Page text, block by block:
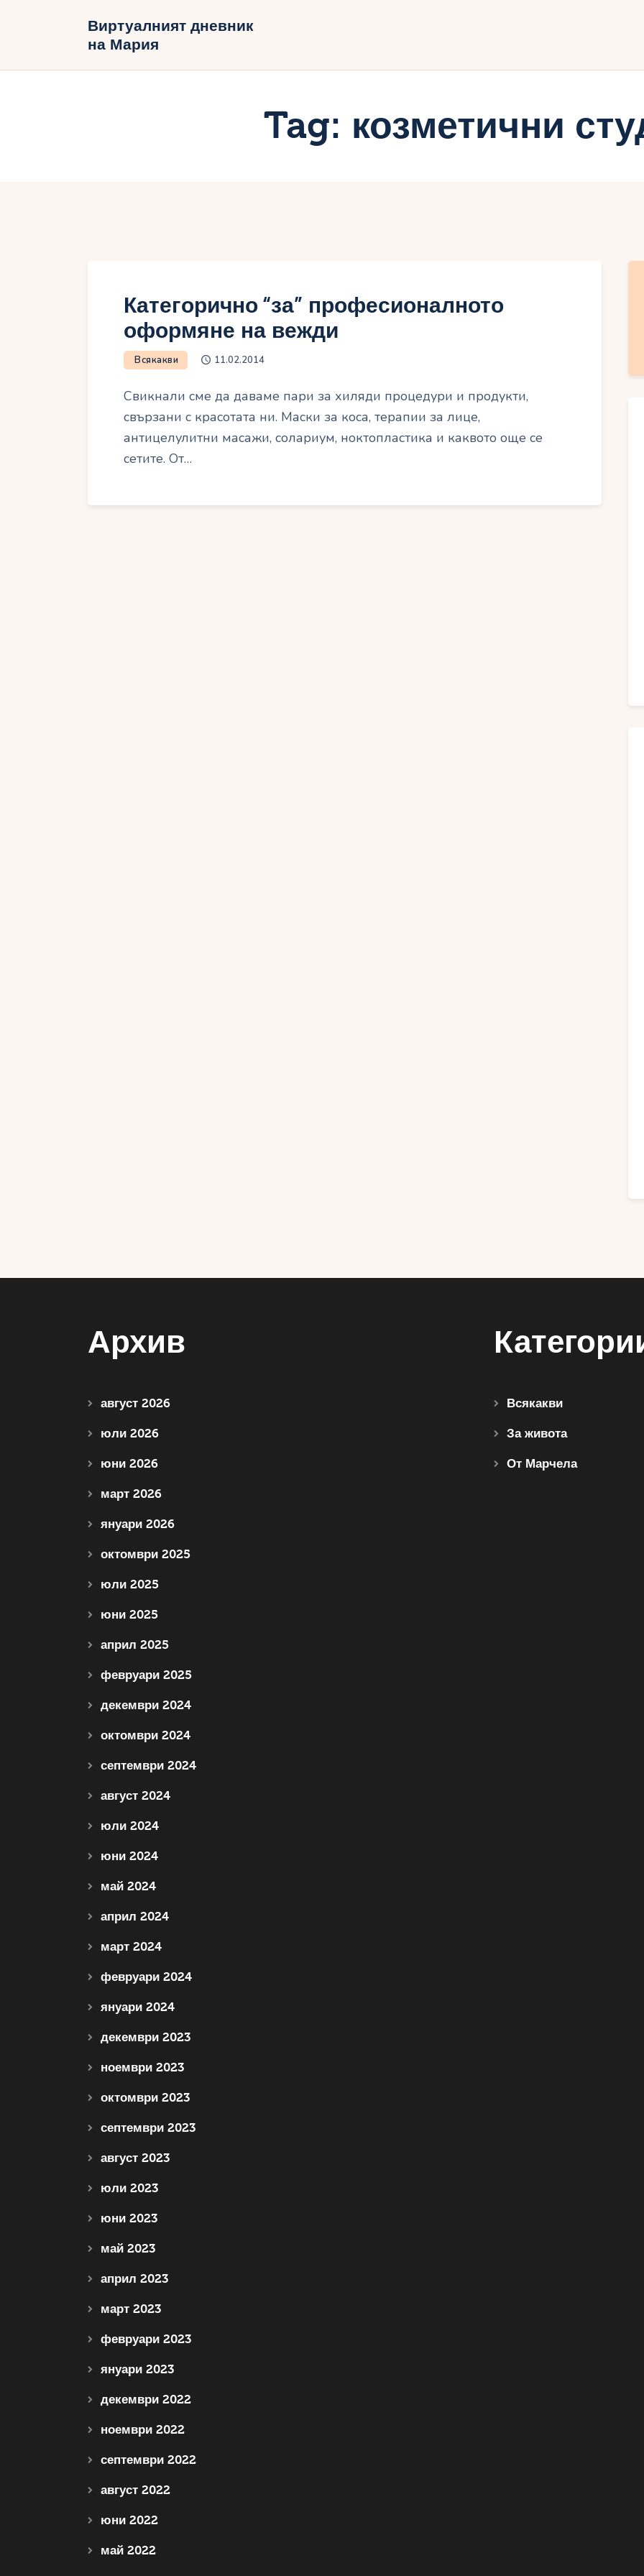
Виртуалният дневник
на Мария
Tag: козметични
Виртуалният дневник на
Категорично “за” професионалното
оформяне на вежди
Всякакви 11.02.2014
Свикнали сме да даваме пари за хиляди процедури и продукти,
свързани с красотата ни. Маски за коса, терапии за лице,
антицелулитни масажи, солариум, ноктопластика и каквото още се
сетите. От…
Архив
август 2026
юли 2026
юни 2026
март 2026
януари 2026
октомври 2025
юли 2025
юни 2025
април 2025
февруари 2025
декември 2024
октомври 2024
септември 2024
август 2024
юли 2024
юни 2024
май 2024
април 2024
март 2024
февруари 2024
януари 2024
декември 2023
ноември 2023
октомври 2023
септември 2023
август 2023
юли 2023
юни 2023
май 2023
април 2023
март 2023
февруари 2023
януари 2023
декември 2022
ноември 2022
септември 2022
август 2022
юни 2022
май 2022
Всякакви
За живота
От Марчела